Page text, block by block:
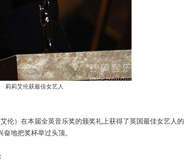
莉莉艾伦获最佳女艺人
）在本届全英音乐奖的颁奖礼上获得了英国最佳女艺人的
地把奖杯举过头顶。